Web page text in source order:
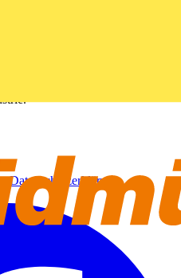
Sie stets aktuelle
Datenschutzerklärung